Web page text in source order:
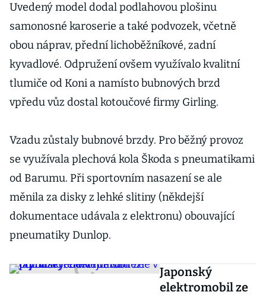
Uvedený model dodal podlahovou plošinu
samonosné karoserie a také podvozek, včetně
obou náprav, přední lichoběžníkové, zadní
kyvadlové. Odpružení ovšem využívalo kvalitní
tlumiče od Koni a namísto bubnových brzd
vpředu vůz dostal kotoučové firmy Girling.
Vzadu zůstaly bubnové brzdy. Pro běžný provoz
se využívala plechová kola Škoda s pneumatikami
od Barumu. Při sportovním nasazení se ale
měnila za disky z lehké slitiny (někdejší
dokumentace udávala z elektronu) obouvající
pneumatiky Dunlop.
Japonský
elektromobil ze